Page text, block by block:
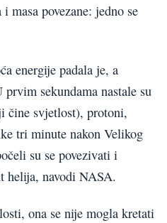
masa povezane: jedno se
energije padala je, a
prvim sekundama nastale su
čine svjetlost), protoni,
tri minute nakon Velikog
su se povezivati i
helija, navodi NASA.
ona se nije mogla kretati